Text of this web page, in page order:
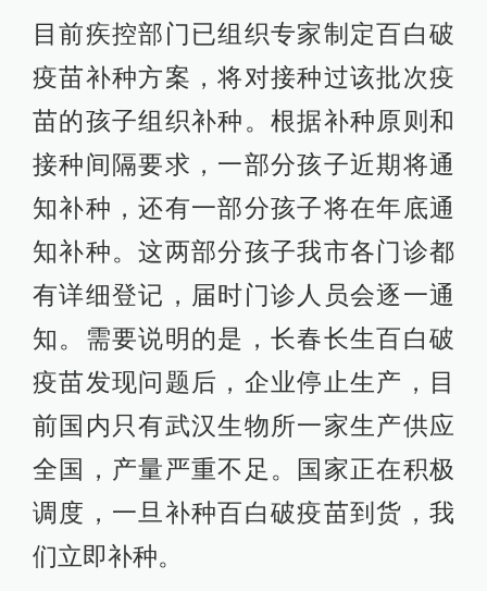
目前疾控部门已组织专家制定百白破
疫苗补种方案，将对接种过该批次疫
苗的孩子组织补种。根据补种原则和
接种间隔要求，一部分孩子近期将通
知补种，还有一部分孩子将在年底通
知补种。这两部分孩子我市各门诊都
有详细登记，届时门诊人员会逐一通
知。需要说明的是，长春长生百白破
疫苗发现问题后，企业停止生产，目
前国内只有武汉生物所一家生产供应
全国，产量严重不足。国家正在积极
调度，一旦补种百白破疫苗到货，我
们立即补种。